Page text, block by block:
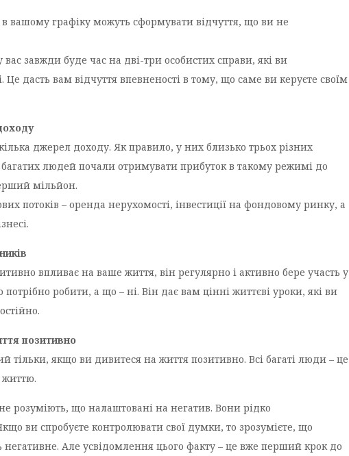
вашому графіку можуть сформувати відчуття, що ви не
вас завжди буде час на дві-три особистих справи, які ви
Це дасть вам відчуття впевненості в тому, що саме ви керуєте своїм
джерел доходу. Як правило, у них близько трьох різних
багатих людей почали отримувати прибуток в такому режимі до
мільйон.
потоків – оренда нерухомості, інвестиції на фондовому ринку, а
впливає на ваше життя, він регулярно і активно бере участь у
робити, а що – ні. Він дає вам цінні життєві уроки, які ви
позитивно
тільки, якщо ви дивитеся на життя позитивно. Всі багаті люди – це
життю.
розуміють, що налаштовані на негатив. Вони рідко
ви спробуєте контролювати свої думки, то зрозумієте, що
негативне. Але усвідомлення цього факту – це вже перший крок до